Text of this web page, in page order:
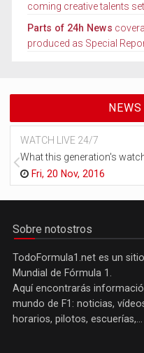
coming creative talents set
Parts of 24h News
produced as Special
WATCH LIVE 24/7
What this generation's
Fri, 20 Nov, 2016
Sobre notostros
TodoFormula1.net es un
Mundial de Fórmula 1.
Aquí encontrarás
mundo de F1: noticias,
horarios, pilotos, escuerías,...